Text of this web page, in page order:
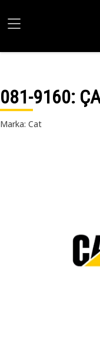
081-9160:
Marka: Cat